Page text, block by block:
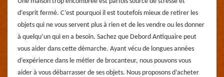
d’esprit fermé. C’est pourquoi il est toutefois mieux de retirer les
objets qui ne vous servent plus à rien et de les vendre ou les donner
à quelqu’un qui en a besoin. Sachez que Debord Antiquaire peut
vous aider dans cette démarche. Ayant vécu de longues années
d’expérience dans le métier de brocanteur, nous pouvons vous
aider à vous débarrasser de ses objets. Nous proposons d’acheter